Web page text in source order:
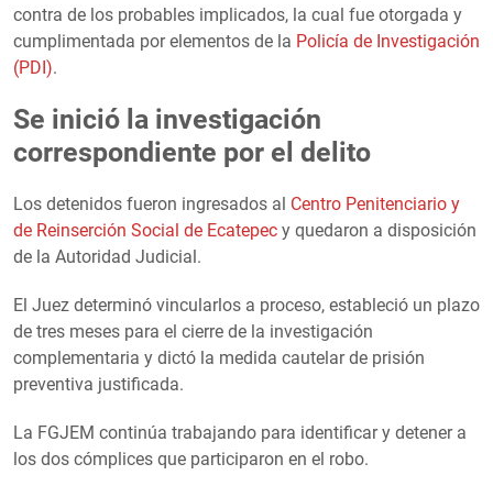
contra de los probables implicados, la cual fue otorgada y
cumplimentada por elementos de la Policía de Investigación
(PDI).
Se inició la investigación
correspondiente por el delito
Los detenidos fueron ingresados al Centro Penitenciario y
de Reinserción Social de Ecatepec y quedaron a disposición
de la Autoridad Judicial.
El Juez determinó vincularlos a proceso, estableció un plazo
de tres meses para el cierre de la investigación
complementaria y dictó la medida cautelar de prisión
preventiva justificada.
La FGJEM continúa trabajando para identificar y detener a
los dos cómplices que participaron en el robo.